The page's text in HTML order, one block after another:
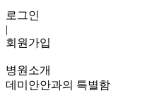
로그인
|
회원가입
병원소개
데미안안과의 특별함